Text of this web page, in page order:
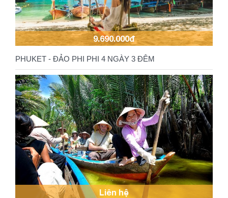
9.690.000đ
PHUKET - ĐẢO PHI PHI 4 NGÀY 3 ĐÊM
Liên hệ